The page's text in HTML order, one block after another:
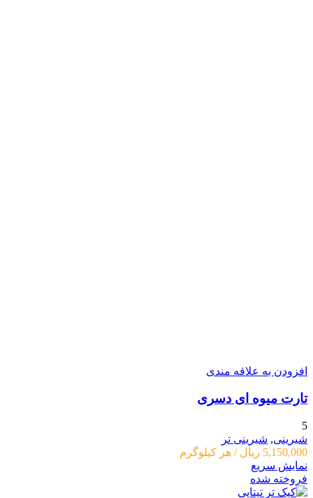
افزودن به علاقه مندی
تارت میوه ای دسری
5
شیرینی, شیرینی تر
5,150,000 ریال / هر کیلوگرم
نمایش سریع
فروخته شده